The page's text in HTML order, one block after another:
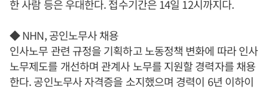
한 사람 등은 우대한다. 접수기간은 14일 12시까지다.
◆ NHN, 공인노무사 채용
인사노무 관련 규정을 기획하고 노동정책 변화에 따라 인사
노무제도를 개선하며 관계사 노무를 지원할 경력자를 채용
한다. 공인노무사 자격증을 소지했으며 경력이 6년 이하이